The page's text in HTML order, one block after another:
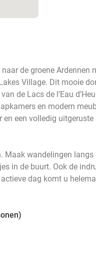
de groene Ardennen
Village. Dit mooie
de Lacs de l’Eau
en modern
een volledig
Maak wandelingen
in de buurt. Ook de
dag komt u